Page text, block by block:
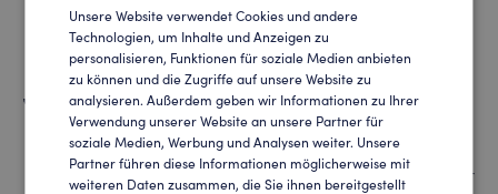
bereit, um Sie zu beraten und Ihnen den Einstieg so
einfach wie möglich zu machen.
Sie erreichen unsere Vertriebsexperten telefonisch
unter+49 2327 602 919 0von Montag-Freitag
zwischen 08:00 und 16:30 Uhr oder per E-Mail unter
GERMAN
Unsere Website verwendet Cookies und andere
Technologien, um Inhalte und Anzeigen zu
personalisieren, Funktionen für soziale Medien anbieten
zu können und die Zugriffe auf unsere Website zu
analysieren. Außerdem geben wir Informationen zu Ihrer
Verwendung unserer Website an unsere Partner für
soziale Medien, Werbung und Analysen weiter. Unsere
Partner führen diese Informationen möglicherweise mit
weiteren Daten zusammen, die Sie ihnen bereitgestellt